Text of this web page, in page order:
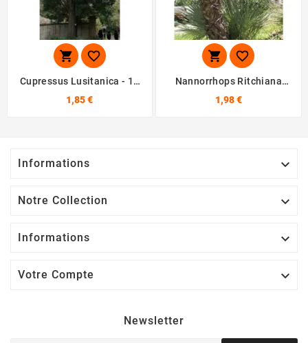
 
Cupressus Lusitanica - 10
1,85 €
 
Nannorrhops Ritchiana
1,98 €
Informations 
Notre Collection 
Informations 
Votre Compte 
Newsletter